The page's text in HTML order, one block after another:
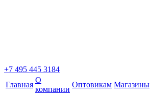
+7 495 445 3184
Главная
О
компании
Оптовикам Магазины